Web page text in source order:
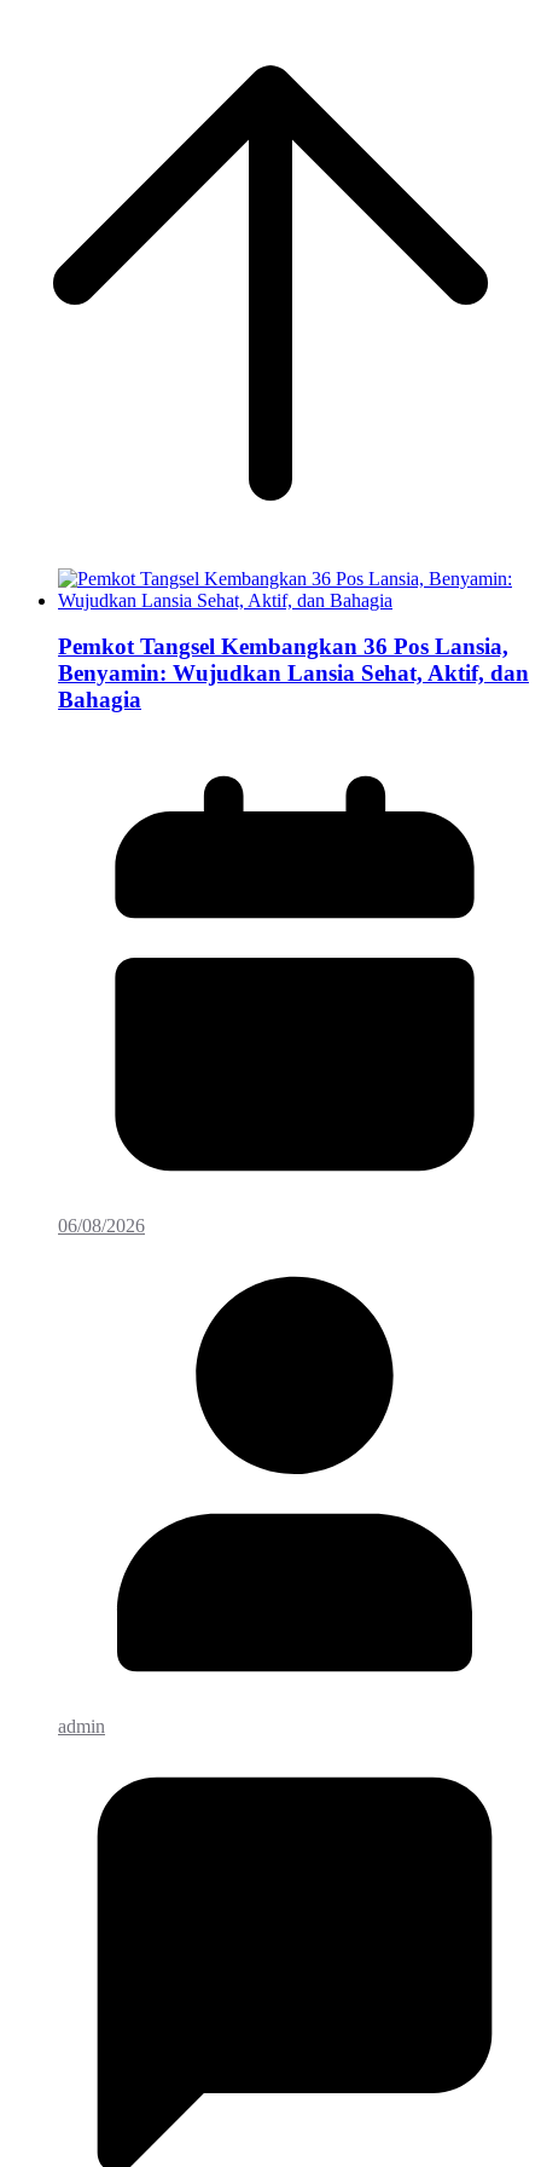
Pemkot Tangsel Kembangkan 36 Pos Lansia,
Benyamin: Wujudkan Lansia Sehat, Aktif, dan
Bahagia
06/08/2026
admin